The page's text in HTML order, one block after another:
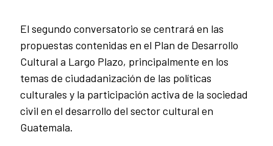
El segundo conversatorio se centrará en las
propuestas contenidas en el Plan de Desarrollo
Cultural a Largo Plazo, principalmente en los
temas de ciudadanización de las políticas
culturales y la participación activa de la sociedad
civil en el desarrollo del sector cultural en
Guatemala.